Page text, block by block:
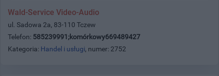
Wald-Service Video-Audio
ul. Sadowa 2a, 83-110 Tczew
Telefon: 585239991;komórkowy669489427
Kategoria: Handel i usługi, numer: 2752